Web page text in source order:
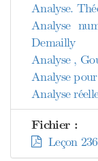
Analyse.
Analyse
Demailly
Analyse ,
Analyse
Analyse
Fichier :
Leçon